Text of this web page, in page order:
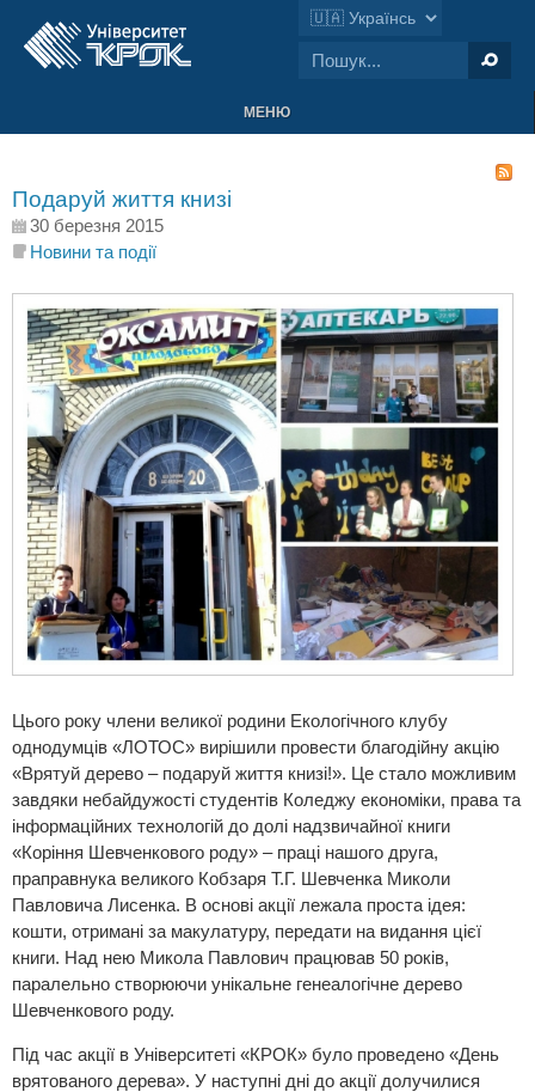
МЕНЮ
Подаруй життя книзі
30 березня 2015
Новини та події
Цього року члени великої родини Екологічного клубу
однодумців «ЛОТОС» вирішили провести благодійну акцію
«Врятуй дерево – подаруй життя книзі!». Це стало можливим
завдяки небайдужості студентів Коледжу економіки, права та
інформаційних технологій до долі надзвичайної книги
«Коріння Шевченкового роду» – праці нашого друга,
праправнука великого Кобзаря Т.Г. Шевченка Миколи
Павловича Лисенка. В основі акції лежала проста ідея:
кошти, отримані за макулатуру, передати на видання цієї
книги. Над нею Микола Павлович працював 50 років,
паралельно створюючи унікальне генеалогічне дерево
Шевченкового роду.
Під час акції в Університеті «КРОК» було проведено «День
врятованого дерева». У наступні дні до акції долучилися